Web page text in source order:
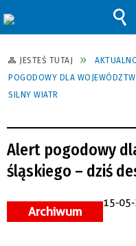
JESTEŚ TUTAJ
POGODOWY DLA
SILNY WIATR
Alert pogodowy
śląskiego – dziś
Archiwum
15-